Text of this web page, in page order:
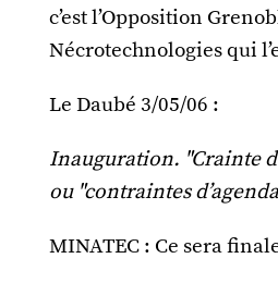
c’est l’Opposition
Nécrotechnologies qui
Le Daubé 3/05/06 :
Inauguration. "Crainte
ou "contraintes
MINATEC : Ce sera